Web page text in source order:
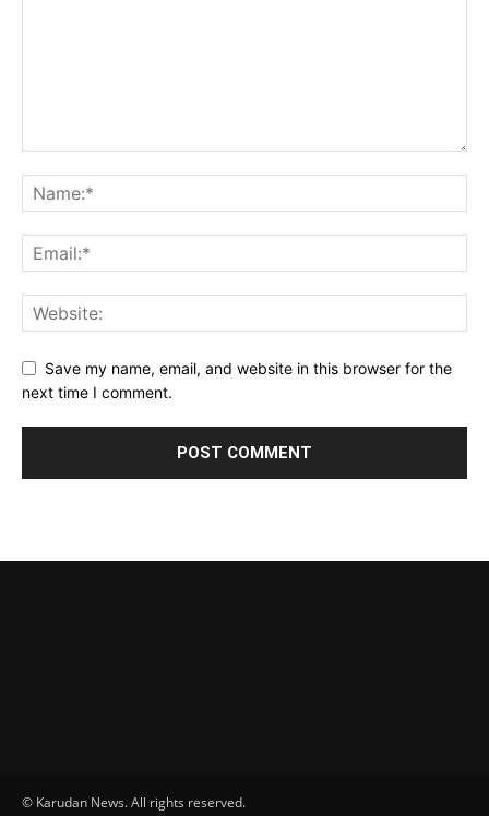
Save my name, email, and website in this browser for the
next time I comment.
© Karudan News. All rights reserved.